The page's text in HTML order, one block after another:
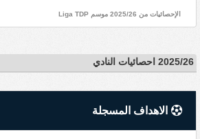
الإحصائيات من 2025/26 موسم Liga TDP
2025/26 احصائيات النادي
الاهداف المسجلة